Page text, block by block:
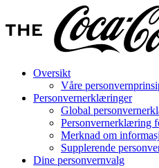
Oversikt
Våre
Personvernerklæringer
Global
Personvernerklæring
Merknad om
Supplerende
Dine personvernvalg